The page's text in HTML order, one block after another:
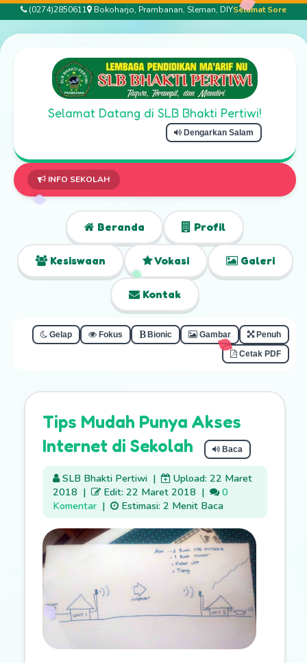
(0274)2850611 Bokoharjo, Prambanan, Sleman, DIYSelamat Sore
Selamat Datang di SLB Bhakti Pertiwi!
Dengarkan Salam
INFO SEKOLAH
Beranda Profil
Kesiswaan Vokasi Galeri
Kontak
Gelap Fokus Bionic Gambar
Penuh
Cetak PDF
Tips Mudah Punya Akses
Internet di Sekolah
Baca
SLB Bhakti Pertiwi |
Upload: 22 Maret
2018 | Edit: 22 Maret 2018 |
0
Komentar | Estimasi: 2 Menit Baca